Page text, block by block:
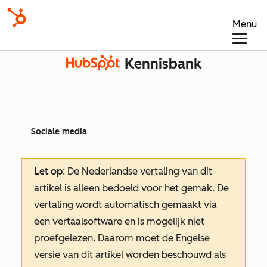
Menu
Kennisbank
Sociale media
Let op: De Nederlandse vertaling van dit
artikel is alleen bedoeld voor het gemak. De
vertaling wordt automatisch gemaakt via
een vertaalsoftware en is mogelijk niet
proefgelezen. Daarom moet de Engelse
versie van dit artikel worden beschouwd als